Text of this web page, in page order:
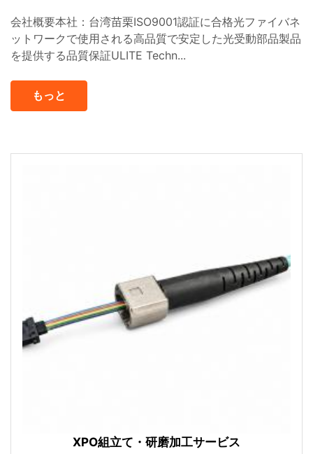
会社概要本社：台湾苗栗ISO9001認証に合格光ファイバネ
ットワークで使用される高品質で安定した光受動部品製品
を提供する品質保証ULITE Techn...
もっと
XPO組立て・研磨加工サービス